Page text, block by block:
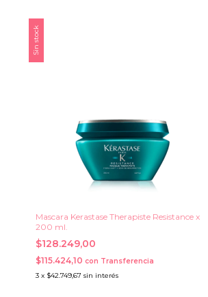
Sin stock
Mascara Kerastase Therapiste Resistance x
200 ml.
$128.249,00
$115.424,10con Transferencia
3 x $42.749,67 sin interés